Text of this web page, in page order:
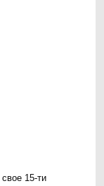
15-ти